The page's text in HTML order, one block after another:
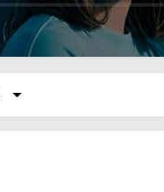
arrow_drop_down